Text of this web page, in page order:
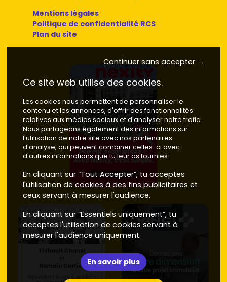
Mentions légales
Politique de confidentialité RCS
Plan du site
Continuer sans accepter →
Ce site web utilise des cookies.
Les cookies nous permettent de personnaliser le
contenu et les annonces, d'offrir des fonctionnalités
relatives aux médias sociaux et d'analyser notre trafic.
Nous partageons également des informations sur
l'utilisation de notre site avec nos partenaires
d'analyse, qui peuvent combiner celles-ci avec
d'autres informations que tu leur as fournies.
En cliquant sur “Tout Accepter”, tu acceptes
l'utilisation de cookies à des fins publicitaires et
ceux servant à mesurer l'audience.
En cliquant sur “Essentiels uniquement”, tu
acceptes l'utilisation de cookies servant à
mesurer l'audience uniquement.
En savoir plus